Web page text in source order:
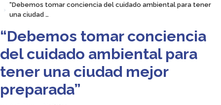
“Debemos tomar conciencia del cuidado ambiental para tener
una ciudad …
“Debemos tomar conciencia
del cuidado ambiental para
tener una ciudad mejor
preparada”